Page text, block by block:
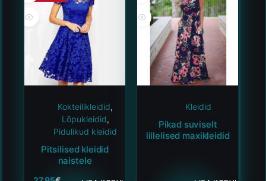
Kokteilikleidid,
Lõpukleidid,
Pidulikud kleidid
Pitsilised kleidid
naistele
Kleidid
Pikad suviselt
lillelised maxikleidid